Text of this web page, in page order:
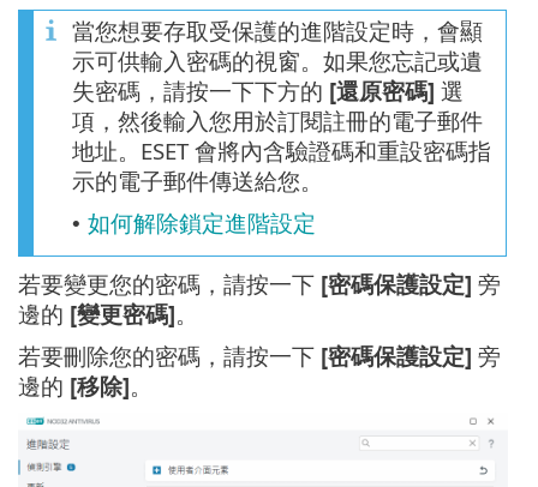
當您想要存取受保護的進階設定時，會顯
示可供輸入密碼的視窗。如果您忘記或遺
失密碼，請按一下下方的 [還原密碼] 選
項，然後輸入您用於訂閱註冊的電子郵件
地址。ESET 會將內含驗證碼和重設密碼指
示的電子郵件傳送給您。
• 如何解除鎖定進階設定
若要變更您的密碼，請按一下 [密碼保護設定] 旁
邊的 [變更密碼]。
若要刪除您的密碼，請按一下 [密碼保護設定] 旁
邊的 [移除]。